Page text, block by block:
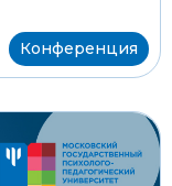
Конференция